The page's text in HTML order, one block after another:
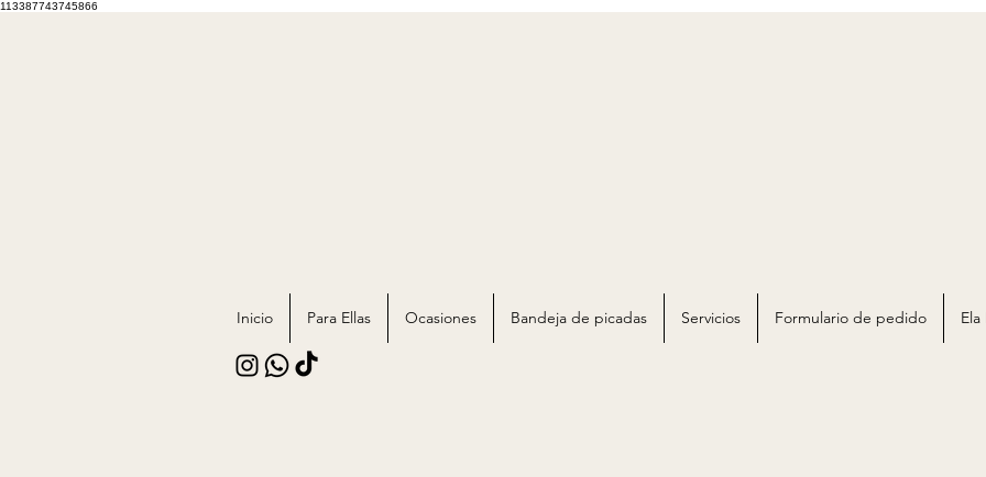
113387743745866
Inicio Para Ellas Ocasiones Bandeja de picadas Servicios Formulario de pedido